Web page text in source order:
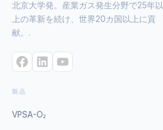
北京大学発。産業ガス発生分野で25年以
上の革新を続け、世界20カ国以上に貢
献。.
製品
VPSA-O₂